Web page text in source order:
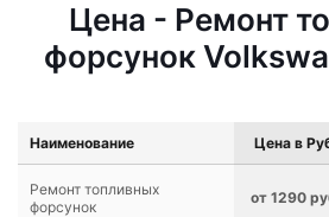
Цена - Ремонт
форсунок
Наименование Цена в
Ремонт топливных
форсунок
от 1290